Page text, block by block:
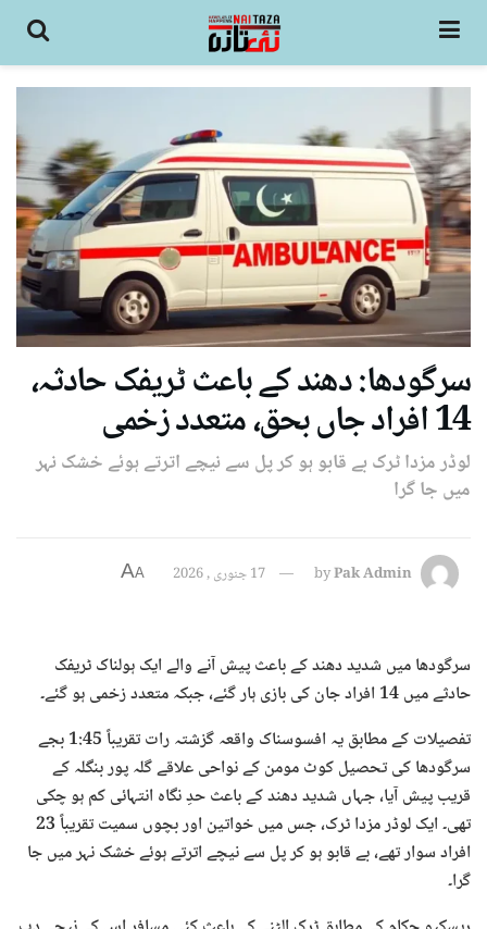
سرگودھا: دھند کے باعث ٹریفک حادثہ،
14 افراد جاں بحق، متعدد زخمی
لوڈر مزدا ٹرک بے قابو ہو کر پل سے نیچے اترتے ہوئے خشک نہر
میں جا گرا
byPak Admin 17 جنوری , 2026 A
A
سرگودھا میں شدید دھند کے باعث پیش آنے والے ایک ہولناک ٹریفک
حادثے میں 14 افراد جان کی بازی ہار گئے، جبکہ متعدد زخمی ہو گئے۔
تفصیلات کے مطابق یہ افسوسناک واقعہ گزشتہ رات تقریباً 1:45 بجے
سرگودھا کی تحصیل کوٹ مومن کے نواحی علاقے گلہ پور بنگلہ کے
قریب پیش آیا، جہاں شدید دھند کے باعث حدِ نگاہ انتہائی کم ہو چکی
تھی۔ ایک لوڈر مزدا ٹرک، جس میں خواتین اور بچوں سمیت تقریباً 23
افراد سوار تھے، بے قابو ہو کر پل سے نیچے اترتے ہوئے خشک نہر میں جا
گرا۔